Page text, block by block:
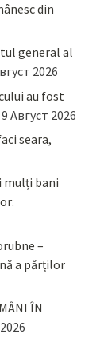
din
general al
2026
au fost
9 Август 2026
seara,
mulți bani
–
a părților
ÎN